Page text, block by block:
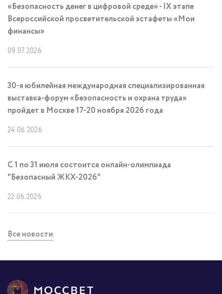
«Безопасность денег в цифровой среде» - IX этапе
Всероссийской просветительской эстафеты «Мои
финансы»
09.07.2026
30-я юбилейная международная специализированная
выставка-форум «Безопасность и охрана труда»
пройдет в Москве 17-20 ноября 2026 года
24.06.2026
С 1 по 31 июля состоится онлайн-олимпиада
"Безопасный ЖКХ-2026"
22.06.2026
Все новости